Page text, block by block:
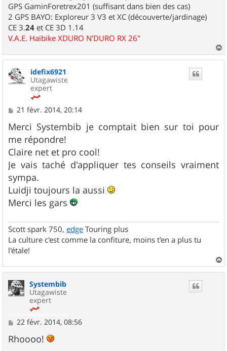
GPS GaminForetrex201 (suffisant dans bien des cas)
2 GPS BAYO: Exploreur 3 V3 et XC (découverte/jardinage)
CE 3.24 et CE 3D 1.14
V.A.E. Haibike XDURO N'DURO RX 26"
a
idefix6921
Utagawiste
expert
M
s
s
a
g
e
21 févr. 2014, 20:14
Merci Systembib je comptait bien sur toi pour
me répondre!
Claire net et pro cool!
Je vais taché d'appliquer tes conseils vraiment
sympa.
Luidji toujours la aussi
Merci les gars
Scott spark 750, edge Touring plus
La culture c'est comme la confiture, moins t'en a plus tu
l'étale!
a
Systembib
Utagawiste
expert
M
s
s
22 févr. 2014, 08:56
Rhoooo!